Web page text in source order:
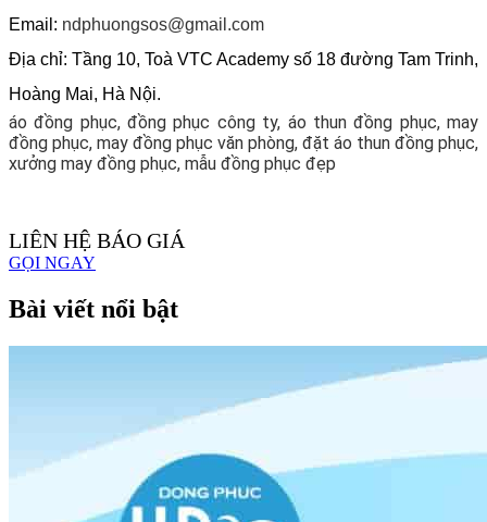
Email: ndphuongsos@gmail.com
Địa chỉ: Tầng 10, Toà VTC Academy số 18 đường Tam Trinh,
Hoàng Mai, Hà Nội.
áo đồng phục, đồng phục công ty, áo thun đồng phục, may
đồng phục, may đồng phục văn phòng, đặt áo thun đồng phục,
xưởng may đồng phục, mẫu đồng phục đẹp
LIÊN HỆ BÁO GIÁ
GỌI NGAY
Bài viết nổi bật